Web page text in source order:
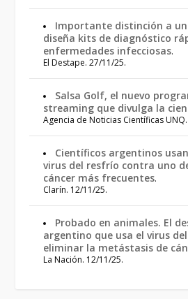
Importante distinción a
diseña kits de diagnóstico
enfermedades infecciosas.
El Destape. 27/11/25.
Salsa Golf, el nuevo
streaming que divulga la
Agencia de Noticias Científicas
Científicos argentinos
virus del resfrío contra uno
cáncer más frecuentes.
Clarín. 12/11/25.
Probado en animales. El
argentino que usa el virus
eliminar la metástasis de
La Nación. 12/11/25.